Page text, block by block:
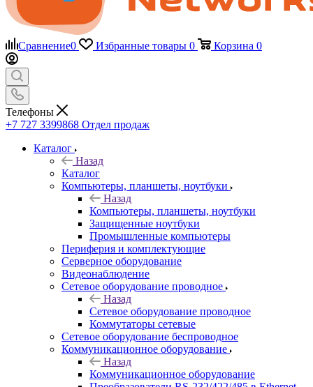
Сравнение0 Избранные товары 0 Корзина 0
Телефоны
+7 727 3399868 Отдел продаж
Каталог
Назад
Каталог
Компьютеры, планшеты, ноутбуки
Назад
Компьютеры, планшеты, ноутбуки
Защищенные ноутбуки
Промышленные компьютеры
Периферия и комплектующие
Серверное оборудование
Видеонаблюдение
Сетевое оборудование проводное
Назад
Сетевое оборудование проводное
Коммутаторы сетевые
Сетевое оборудование беспроводное
Коммуникационное оборудование
Назад
Коммуникационное оборудование